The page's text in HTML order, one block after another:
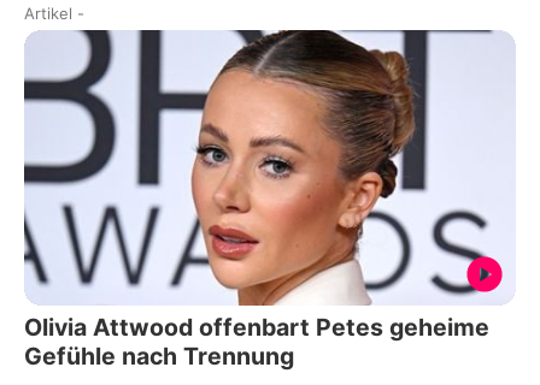
Artikel -
Olivia Attwood offenbart Petes geheime
Gefühle nach Trennung